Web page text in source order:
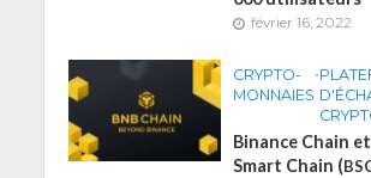
février 16, 2022
CRYPTO-
MONNAIES
•
Binance Chain
Smart Chain (